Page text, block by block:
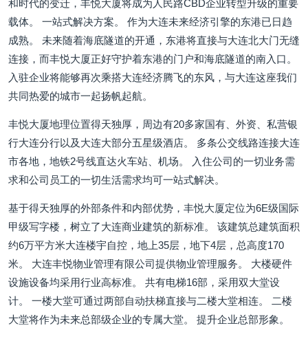
和时代的变迁，丰悦大厦将成为人民路CBD企业转型升级的重要
载体。 一站式解决方案。 作为大连未来经济引擎的东港已日趋
成熟。 未来随着海底隧道的开通，东港将直接与大连北大门无缝
连接，而丰悦大厦正好守护着东港的门户和海底隧道的南入口。
入驻企业将能够再次乘搭大连经济腾飞的东风，与大连这座我们
共同热爱的城市一起扬帆起航。
丰悦大厦地理位置得天独厚，周边有20多家国有、外资、私营银
行大连分行以及大连大部分五星级酒店。 多条公交线路连接大连
市各地，地铁2号线直达火车站、机场。 入住公司的一切业务需
求和公司员工的一切生活需求均可一站式解决。
基于得天独厚的外部条件和内部优势，丰悦大厦定位为6E级国际
甲级写字楼，树立了大连商业建筑的新标准。 该建筑总建筑面积
约6万平方米大连楼宇自控，地上35层，地下4层，总高度170
米。 大连丰悦物业管理有限公司提供物业管理服务。 大楼硬件
设施设备均采用行业高标准。 共有电梯16部，采用双大堂设
计。 一楼大堂可通过两部自动扶梯直接与二楼大堂相连。 二楼
大堂将作为未来总部级企业的专属大堂。 提升企业总部形象。